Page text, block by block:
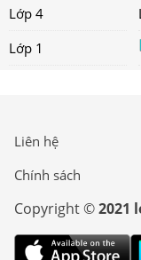
Lớp 4
Lớp 1
Liên hệ
Chính sách
Copyright ©2021